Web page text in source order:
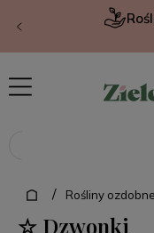
/ Rośliny ozdobne
☆ Dzwonki